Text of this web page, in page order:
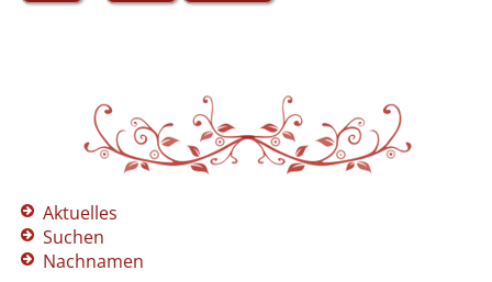
Aktuelles
Suchen
Nachnamen